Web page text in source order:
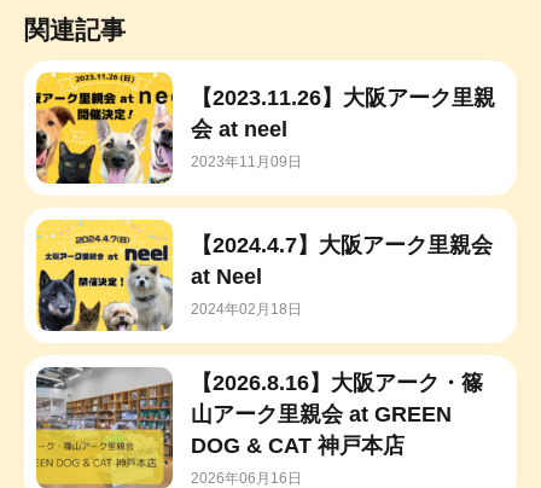
関連記事
【2023.11.26】大阪アーク里親
会 at neel
2023年11月09日
【2024.4.7】大阪アーク里親会
at Neel
2024年02月18日
【2026.8.16】大阪アーク・篠
山アーク里親会 at GREEN
DOG & CAT 神戸本店
2026年06月16日